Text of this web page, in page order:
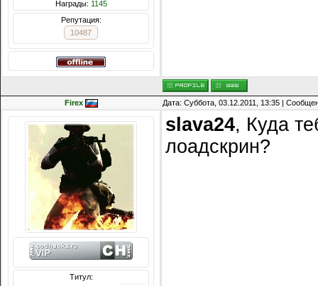
Награды: 1145
Репутация:
10487
Firex Дата: Суббота, 03.12.2011, 13:35 |
Титул:
slava24, Куда
лоадскрин?